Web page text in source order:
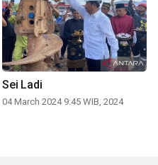
Sei Ladi
04 March 2024 9:45 WIB, 2024